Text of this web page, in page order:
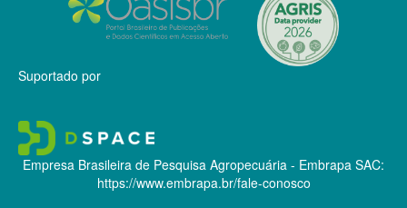
Suportado por
Empresa Brasileira de Pesquisa Agropecuária - Embrapa SAC:
https://www.embrapa.br/fale-conosco